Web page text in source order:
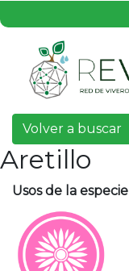
Volver a buscar
Aretillo
Usos de la especie